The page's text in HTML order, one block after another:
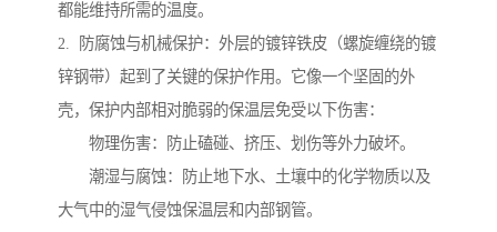
都能维持所需的温度。
2. 防腐蚀与机械保护：外层的镀锌铁皮（螺旋缠绕的镀
锌钢带）起到了关键的保护作用。它像一个坚固的外
壳，保护内部相对脆弱的保温层免受以下伤害：
物理伤害：防止磕碰、挤压、划伤等外力破坏。
潮湿与腐蚀：防止地下水、土壤中的化学物质以及
大气中的湿气侵蚀保温层和内部钢管。